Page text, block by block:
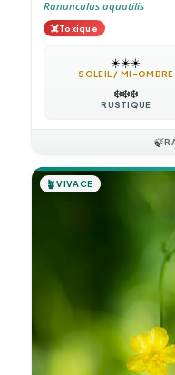
Ranunculus aquatilis
☠️Toxique
☀️☀️☀️
SOLEIL / MI-OMBRE
❄️❄️❄️
RUSTIQUE
🍃
🪴VIVACE